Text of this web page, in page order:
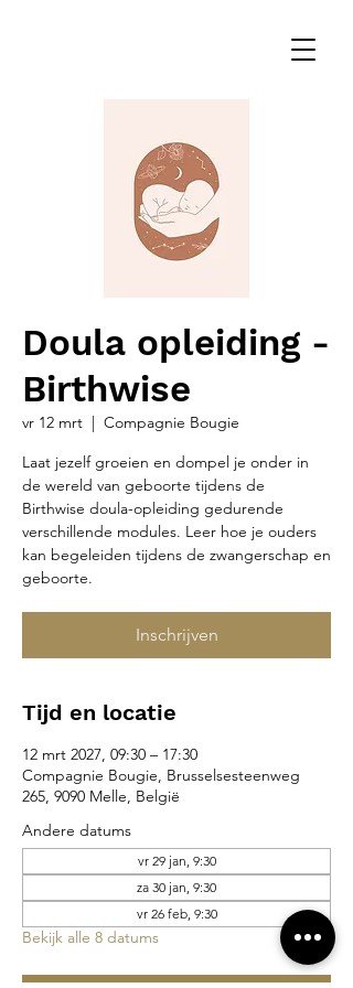
Doula opleiding -
Birthwise
vr 12 mrt
  |
Compagnie Bougie
Laat jezelf groeien en dompel je onder in
de wereld van geboorte tijdens de
Birthwise doula-opleiding gedurende
verschillende modules. Leer hoe je ouders
kan begeleiden tijdens de zwangerschap en
geboorte.
Inschrijven
Tijd en locatie
12 mrt 2027, 09:30 – 17:30
Compagnie Bougie, Brusselsesteenweg
265, 9090 Melle, België
Andere datums
vr 29 jan, 9:30
za 30 jan, 9:30
vr 26 feb, 9:30
Bekijk alle 8 datums